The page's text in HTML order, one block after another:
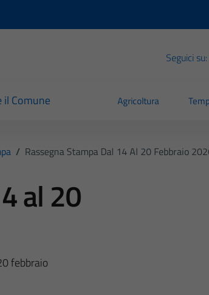
Seguici su:
il Comune Agricoltura
/ Rassegna Stampa Dal 14 Al 20 Febbraio
al 20
febbraio